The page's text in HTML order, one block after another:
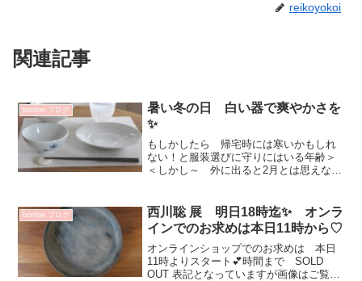
reikoyokoi
関連記事
bonton.ブログ
暑い冬の日 白い器で爽やかさを
✨
もしかしたら 帰宅時には寒いかもしれ
ない！と服装選びに守りにはいる年齢＞
＜しかし～ 外に出ると2月とは思えない
番♡シンプルでスタイリッシュ そして
優しさ感じます^^幾田...
bonton.ブログ
西川聡 展 明日18時迄✨ オンラ
インでのお求めは本日11時から♡
オンラインショップでのお求めは 本日
11時よりスタート💕時間まで SOLD
OUT 表記となっていますが画像はご覧い